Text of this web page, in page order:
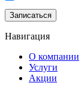
Записаться
Навигация
О компании
Услуги
Акции